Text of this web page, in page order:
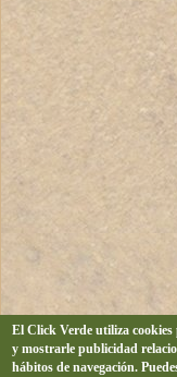
El Click Verde utiliza
y mostrarle publicidad
hábitos de navegación.